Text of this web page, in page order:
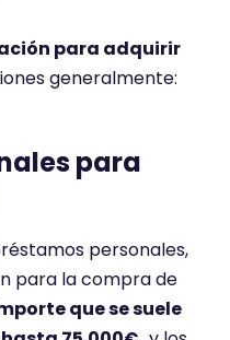
para adquirir
generalmente:
para
personales,
para la compra de
que se suele